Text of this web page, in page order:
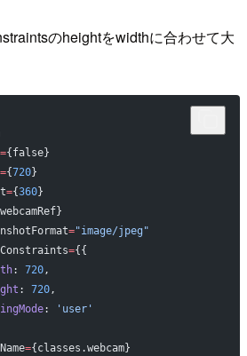
のheightをwidthに合わせて大
={false}
={720}
={360}
="image/jpeg"
={{
: 720,
: 720,
:
'user'
={classes.webcam}